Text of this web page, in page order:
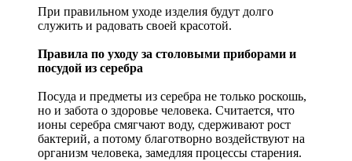
При правильном уходе изделия будут долго
служить и радовать своей красотой.
Правила по уходу за столовыми приборами и
посудой из серебра
Посуда и предметы из серебра не только роскошь,
но и забота о здоровье человека. Считается, что
ионы серебра смягчают воду, сдерживают рост
бактерий, а потому благотворно воздействуют на
организм человека, замедляя процессы старения.